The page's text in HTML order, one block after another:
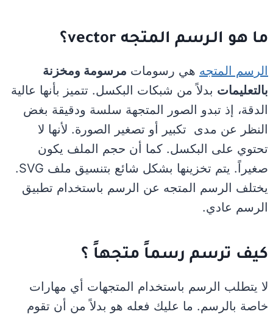
ما هو الـرسم المتجه vector؟
الرسم المتجه هي رسومات مرسومة ومخزنة
بالتعليمات بدلاً من شبكات البكسل. تتميز بأنها عالية
الدقة، إذ تبدو الصور المتجهة سلسة ودقيقة بغض
النظر عن مدى تكبير أو تصغير الصورة. لأنها لا
تحتوي على البكسل. كما أن حجم الملف يكون
صغيراً. يتم تخزينها بشكل شائع بتنسيق ملف SVG.
يختلف الرسم المتجه عن الرسم باستخدام تطبيق
الرسم عادي.
كيف ترسم رسماً متجهاً ؟
لا يتطلب الرسم باستخدام المتجهات أي مهارات
خاصة بالرسم. ما عليك فعله هو بدلاً من أن تقوم